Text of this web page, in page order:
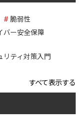
脆弱性
バー安全保障
リティ対策入門
すべて表示する